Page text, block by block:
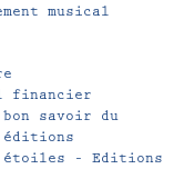
musical
financier
savoir du
éditions
étoiles – Editions